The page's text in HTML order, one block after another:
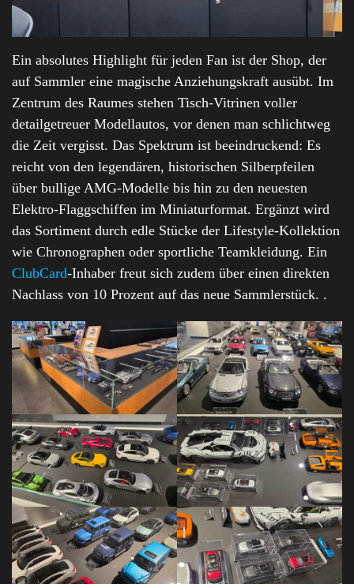
Ein absolutes Highlight für jeden Fan ist der Shop, der
auf Sammler eine magische Anziehungskraft ausübt. Im
Zentrum des Raumes stehen Tisch-Vitrinen voller
detailgetreuer Modellautos, vor denen man schlichtweg
die Zeit vergisst. Das Spektrum ist beeindruckend: Es
reicht von den legendären, historischen Silberpfeilen
über bullige AMG-Modelle bis hin zu den neuesten
Elektro-Flaggschiffen im Miniaturformat. Ergänzt wird
das Sortiment durch edle Stücke der Lifestyle-Kollektion
wie Chronographen oder sportliche Teamkleidung. Ein
ClubCard-Inhaber freut sich zudem über einen direkten
Nachlass von 10 Prozent auf das neue Sammlerstück. .